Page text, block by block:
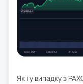
Як і у випадку з